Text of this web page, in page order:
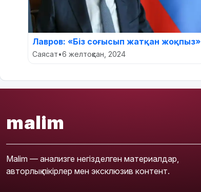
Лавров: «Біз соғысып жатқан жоқпыз»
Саясат•6 желтоқсан, 2024
malim
Malim — анализге негізделген материалдар,
авторлық пікірлер мен эксклюзив контент.